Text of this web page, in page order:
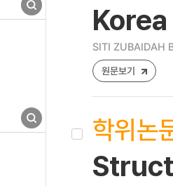
Korea
SITI ZUBAIDAH
원문보기
학위논